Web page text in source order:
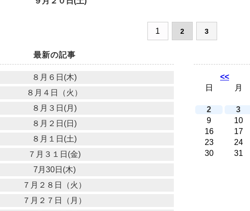
1 2 3
最新の記事
８月６日(木)
８月４日（火）
８月３日(月)
８月２日(日)
８月１日(土)
７月３１日(金)
7月30日(木)
７月２８日（火）
７月２７日（月）
<<
日
月
2
3
9
10
16
17
23
24
30
31